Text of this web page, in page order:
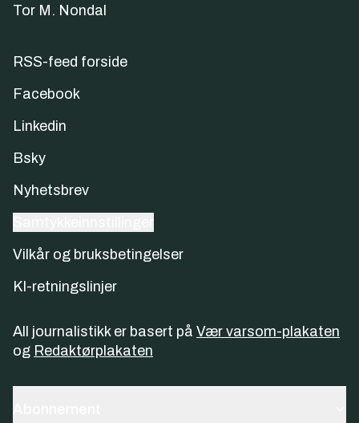
Tor M. Nondal
RSS-feed forside
Facebook
Linkedin
Bsky
Nyhetsbrev
Vilkår og bruksbetingelser
KI-retningslinjer
All journalistikk er basert på Vær varsom-plakaten
og Redaktørplakaten